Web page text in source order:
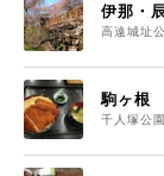
伊那・
高遠城址
駒ヶ根
千人塚公園